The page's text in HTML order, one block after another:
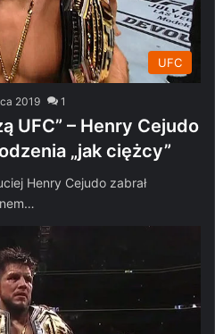
UFC
2019 1
UFC” – Henry Cejudo
„jak ciężcy”
Henry Cejudo zabrał